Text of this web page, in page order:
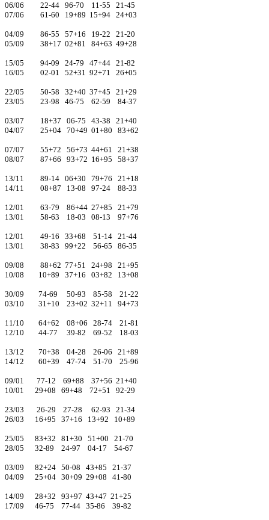
06/06 22-44 96-70 11-55 21-45
07/06 61-60 19+89 15+94 24+03
04/09 86-55 57+16 19-22 21-20
05/09 38+17 02+81 84+63 49+28
15/05 94-09 24-79 47+44 21-82
16/05 02-01 52+31 92+71 26+05
22/05 50-58 32+40 37+45 21+29
23/05 23-98 46-75 62-59 84-37
03/07 18+37 06-75 43-38 21+40
04/07 25+04 70+49 01+80 83+62
07/07 55+72 56+73 44+61 21+38
08/07 87+66 93+72 16+95 58+37
13/11 89-14 06+30 79+76 21+18
14/11 08+87 13-08 97-24 88-33
12/01 63-79 86+44 27+85 21+79
13/01 58-63 18-03 08-13 97+76
12/01 49-16 33+68 51-14 21-44
13/01 38-83 99+22 56-65 86-35
09/08 88+62 77+51 24+98 21+95
10/08 10+89 37+16 03+82 13+08
30/09 74-69 50-93 85-58 21-22
03/10 31+10 23+02 32+11 94+73
11/10 64+62 08+06 28-74 21-81
12/10 44-77 39-82 69-52 18-03
13/12 70+38 04-28 26-06 21+89
14/12 60+39 47-74 51-70 25-96
09/01 77-12 69+88 37+56 21+40
10/01 29+08 69+48 72+51 92-29
23/03 26-29 27-28 62-93 21-34
26/03 16+95 37+16 13+92 10+89
25/05 83+32 81+30 51+00 21-70
28/05 32-89 24-97 04-17 54-67
03/09 82+24 50-08 43+85 21-37
04/09 25+04 30+09 29+08 41-80
14/09 28+32 93+97 43+47 21+25
17/09 46-75 77-44 35-86 39-82